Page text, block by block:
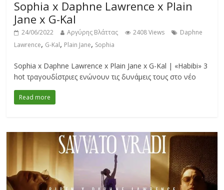
Sophia x Daphne Lawrence x Plain
Jane x G-Kal
24/06/2022 Αργύρης Βλάττας 2408 Views
Daphne
Lawrence, G-Kal, Plain Jane, Sophia
Sophia x Daphne Lawrence x Plain Jane x G-Kal | «Habibi» 3
hot τραγουδίστριες ενώνουν τις δυνάμεις τους στο νέο
Read more